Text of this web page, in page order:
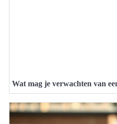
Wat mag je verwachten van